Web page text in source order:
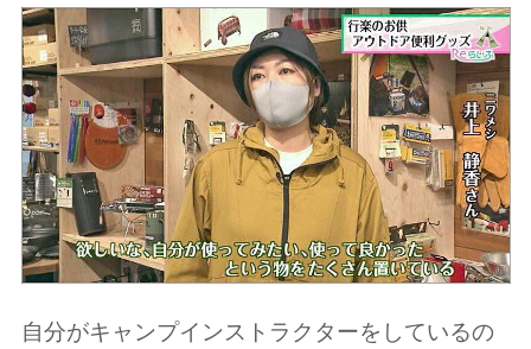
自分がキャンプインストラクターをしているの